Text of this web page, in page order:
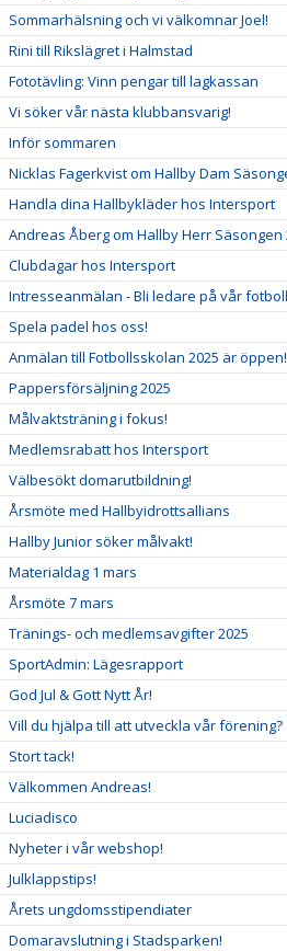
Sommarhälsning och vi välkomnar Joel!
Rini till Rikslägret i Halmstad
Fototävling: Vinn pengar till lagkassan
Vi söker vår nästa klubbansvarig!
Inför sommaren
Nicklas Fagerkvist om Hallby Dam
Handla dina Hallbykläder hos Intersport
Andreas Åberg om Hallby Herr Säsongen
Clubdagar hos Intersport
Intresseanmälan - Bli ledare på vår
Spela padel hos oss!
Anmälan till Fotbollsskolan 2025 är öppen!
Pappersförsäljning 2025
Målvaktsträning i fokus!
Medlemsrabatt hos Intersport
Välbesökt domarutbildning!
Årsmöte med Hallbyidrottsallians
Hallby Junior söker målvakt!
Materialdag 1 mars
Årsmöte 7 mars
Tränings- och medlemsavgifter 2025
SportAdmin: Lägesrapport
God Jul & Gott Nytt År!
Vill du hjälpa till att utveckla vår förening?
Stort tack!
Välkommen Andreas!
Luciadisco
Nyheter i vår webshop!
Julklappstips!
Årets ungdomsstipendiater
Domaravslutning i Stadsparken!